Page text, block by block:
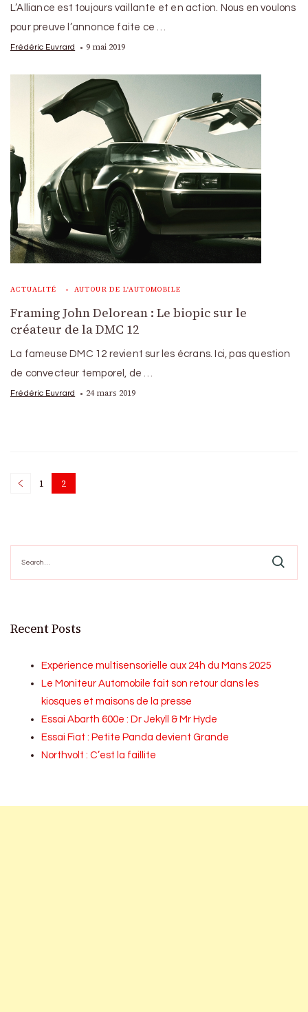
L’Alliance est toujours vaillante et en action. Nous en voulons
pour preuve l’annonce faite ce …
Frédéric Euvrard 9 mai 2019
ACTUALITÉ AUTOUR DE L'AUTOMOBILE
Framing John Delorean : Le biopic sur le
créateur de la DMC 12
La fameuse DMC 12 revient sur les écrans. Ici, pas question
de convecteur temporel, de …
Frédéric Euvrard 24 mars 2019
Posts
Page
1 Page
2
for:
Recent Posts
Expérience multisensorielle aux 24h du Mans 2025
Le Moniteur Automobile fait son retour dans les
kiosques et maisons de la presse
Essai Abarth 600e : Dr Jekyll & Mr Hyde
Essai Fiat : Petite Panda devient Grande
Northvolt : C’est la faillite